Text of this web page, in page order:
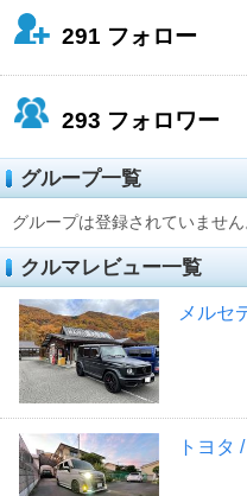
291 フォロー
293 フォロワー
グループ一覧
グループは登録されていません
クルマレビュー一覧
メルセ
トヨタ